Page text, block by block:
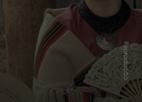
Reprodução